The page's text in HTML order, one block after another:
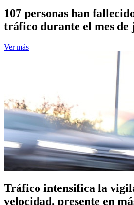
107 personas han
tráfico durante el mes de
Ver más
Tráfico intensifica la
velocidad, presente en